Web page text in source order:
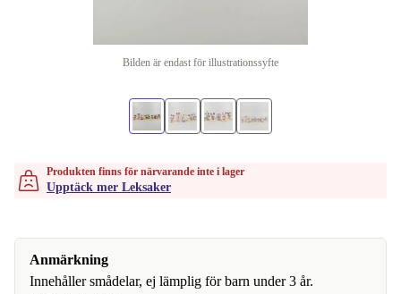
Bilden är endast för illustrationssyfte
Produkten finns för närvarande inte i lager
Upptäck mer Leksaker
Anmärkning
Innehåller smådelar, ej lämplig för barn under 3 år.